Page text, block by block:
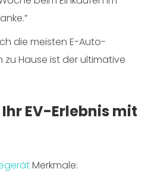
die meisten E-Auto-
zu Hause ist der ultimative
EV-Erlebnis mit
Merkmale: